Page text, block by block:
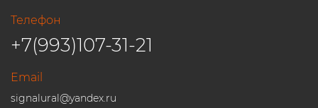
Телефон
+7(993)107-31-21
Email
signalural@yandex.ru